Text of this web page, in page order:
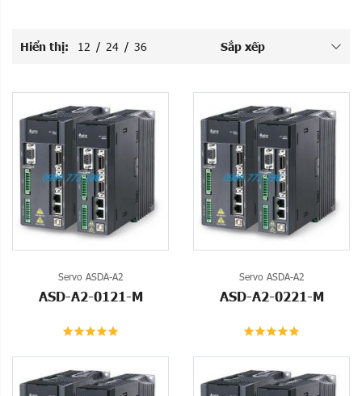
Hiển thị: 12 / 24 / 36 Sắp xếp
Servo ASDA-A2
ASD-A2-0121-M
Servo ASDA-A2
ASD-A2-0221-M